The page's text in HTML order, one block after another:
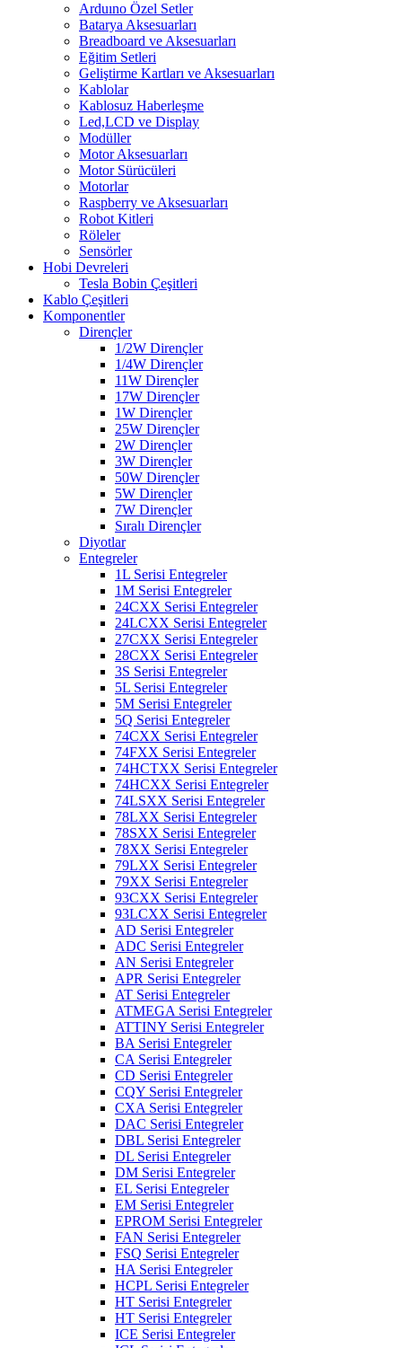
Arduıno Özel Setler
Batarya Aksesuarları
Breadboard ve Aksesuarları
Eğitim Setleri
Geliştirme Kartları ve Aksesuarları
Kablolar
Kablosuz Haberleşme
Led,LCD ve Display
Modüller
Motor Aksesuarları
Motor Sürücüleri
Motorlar
Raspberry ve Aksesuarları
Robot Kitleri
Röleler
Sensörler
Hobi Devreleri
Tesla Bobin Çeşitleri
Kablo Çeşitleri
Komponentler
Dirençler
1/2W Dirençler
1/4W Dirençler
11W Dirençler
17W Dirençler
1W Dirençler
25W Dirençler
2W Dirençler
3W Dirençler
50W Dirençler
5W Dirençler
7W Dirençler
Sıralı Dirençler
Diyotlar
Entegreler
1L Serisi Entegreler
1M Serisi Entegreler
24CXX Serisi Entegreler
24LCXX Serisi Entegreler
27CXX Serisi Entegreler
28CXX Serisi Entegreler
3S Serisi Entegreler
5L Serisi Entegreler
5M Serisi Entegreler
5Q Serisi Entegreler
74CXX Serisi Entegreler
74FXX Serisi Entegreler
74HCTXX Serisi Entegreler
74HCXX Serisi Entegreler
74LSXX Serisi Entegreler
78LXX Serisi Entegreler
78SXX Serisi Entegreler
78XX Serisi Entegreler
79LXX Serisi Entegreler
79XX Serisi Entegreler
93CXX Serisi Entegreler
93LCXX Serisi Entegreler
AD Serisi Entegreler
ADC Serisi Entegreler
AN Serisi Entegreler
APR Serisi Entegreler
AT Serisi Entegreler
ATMEGA Serisi Entegreler
ATTINY Serisi Entegreler
BA Serisi Entegreler
CA Serisi Entegreler
CD Serisi Entegreler
CQY Serisi Entegreler
CXA Serisi Entegreler
DAC Serisi Entegreler
DBL Serisi Entegreler
DL Serisi Entegreler
DM Serisi Entegreler
EL Serisi Entegreler
EM Serisi Entegreler
EPROM Serisi Entegreler
FAN Serisi Entegreler
FSQ Serisi Entegreler
HA Serisi Entegreler
HCPL Serisi Entegreler
HT Serisi Entegreler
HT Serisi Entegreler
ICE Serisi Entegreler